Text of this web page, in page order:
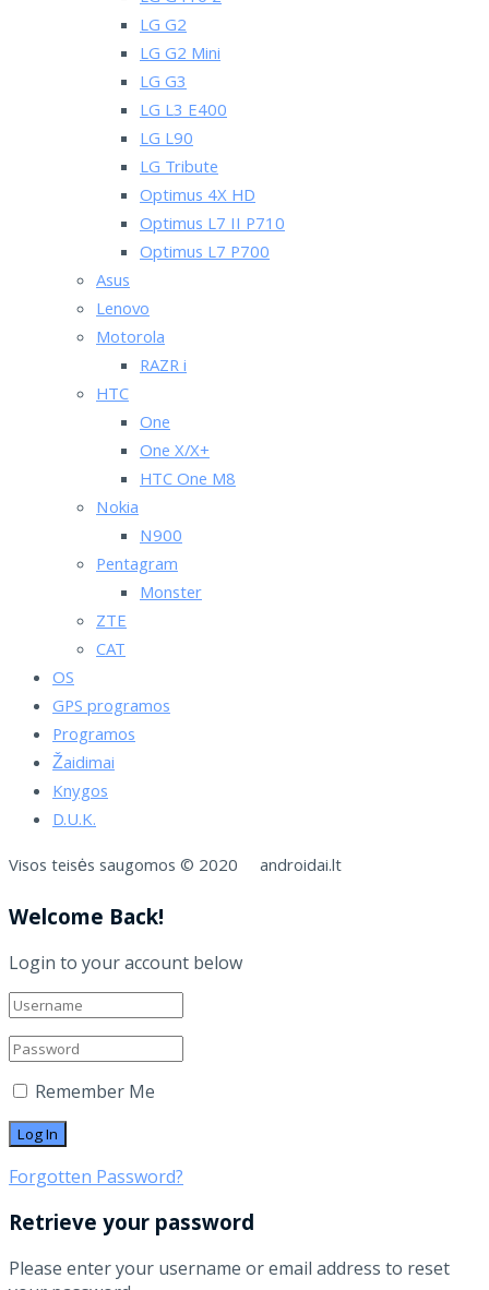
LG G2
LG G2 Mini
LG G3
LG L3 E400
LG L90
LG Tribute
Optimus 4X HD
Optimus L7 II P710
Optimus L7 P700
Asus
Lenovo
Motorola
RAZR i
HTC
One
One X/X+
HTC One M8
Nokia
N900
Pentagram
Monster
ZTE
CAT
OS
GPS programos
Programos
Žaidimai
Knygos
D.U.K.
Visos teisės saugomos © 2020 androidai.lt
Welcome Back!
Login to your account below
Remember Me
Forgotten Password?
Retrieve your password
Please enter your username or email address to reset